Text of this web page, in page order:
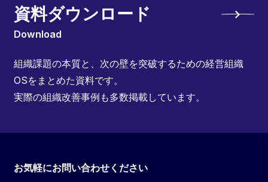
資料ダウンロード
Download
組織課題の本質と、次の壁を突破するための経営組織
OSをまとめた資料です。
実際の組織改善事例も多数掲載しています。
お気軽にお問い合わせください